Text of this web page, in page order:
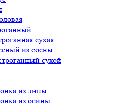
сухая
из сосны
сухой
из липы
из осины